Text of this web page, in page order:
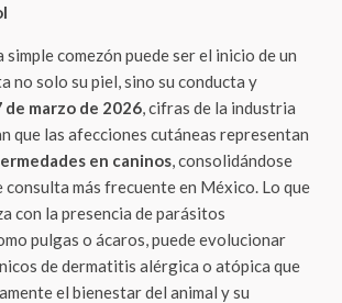
simple comezón puede ser el inicio de un
no solo su piel, sino su conducta y
de marzo de 2026, cifras de la industria
que las afecciones cutáneas representan
en caninos, consolidándose
consulta más frecuente en México. Lo que
con la presencia de parásitos
pulgas o ácaros, puede evolucionar
de dermatitis alérgica o atópica que
el bienestar del animal y su